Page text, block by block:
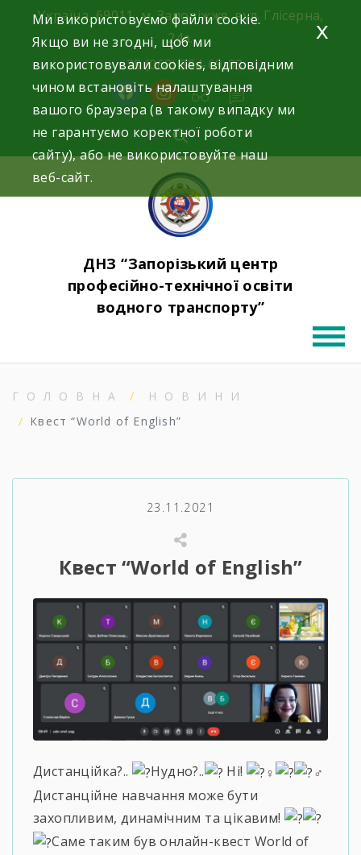
Україна, 69011, м. Запоріжжя, вул. Глісерна,
24а.
+38 (068) 354-69-83
facebookinstagram
ДНЗ “Запорізький центр
професійно-технічної освіти
водного транспорту”
ГОЛОВНА
НОВИНИ
Квест “World of English”
23.11.2021
Квест “World of English”
Дистанційка?.. Нудно?..
Ні!
Дистанційне навчання може бути
захопливим, динамічним та цікавим!
Саме таким був онлайн-квест World of
Ми використовуємо файли cookie.
Якщо ви не згодні, щоб ми
використовували cookies, відповідним
чином встановіть налаштування
вашого браузера (в такому випадку ми
не гарантуємо коректної роботи
сайту), або не використовуйте наш
веб-сайт.
x